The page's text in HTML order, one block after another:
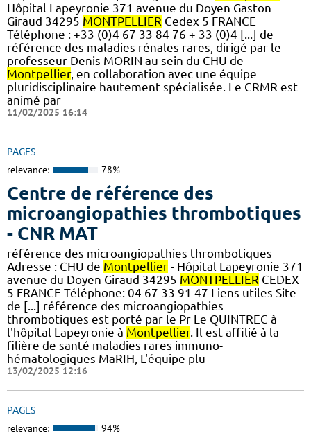
Hôpital Lapeyronie 371 avenue du Doyen Gaston
Giraud 34295 MONTPELLIER Cedex 5 FRANCE
Téléphone : +33 (0)4 67 33 84 76 + 33 (0)4 [...] de
référence des maladies rénales rares, dirigé par le
professeur Denis MORIN au sein du CHU de
Montpellier, en collaboration avec une équipe
pluridisciplinaire hautement spécialisée. Le CRMR est
animé par
11/02/2025 16:14
PAGES
relevance: 78%
Centre de référence des
microangiopathies thrombotiques
- CNR MAT
référence des microangiopathies thrombotiques
Adresse : CHU de Montpellier - Hôpital Lapeyronie 371
avenue du Doyen Giraud 34295 MONTPELLIER CEDEX
5 FRANCE Téléphone: 04 67 33 91 47 Liens utiles Site
de [...] référence des microangiopathies
thrombotiques est porté par le Pr Le QUINTREC à
l'hôpital Lapeyronie à Montpellier. Il est affilié à la
filière de santé maladies rares immuno-
hématologiques MaRIH, L'équipe plu
13/02/2025 12:16
PAGES
relevance: 94%